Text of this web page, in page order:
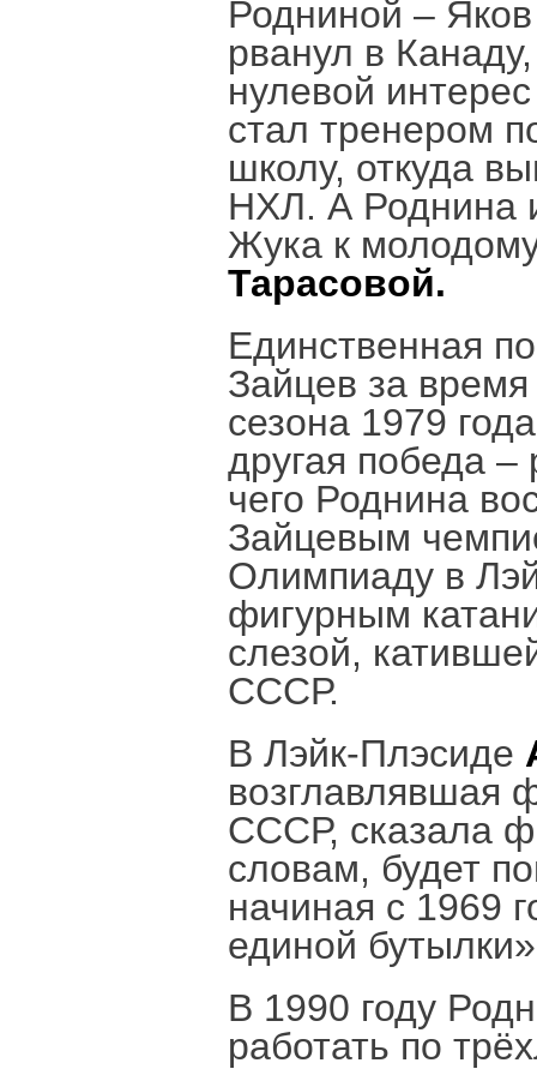
Родниной –
рванул в
нулевой
стал тренером
школу, откуда
НХЛ. А Роднина
Жука к
Тарасовой.
Единственная
Зайцев за
сезона 1979
другая победа
чего Роднина
Зайцевым
Олимпиаду в
фигурным
слезой,
СССР.
В Лэйк-Плэсиде
возглавлявшая
СССР, сказала
словам, будет
начиная с 1969
единой
В 1990 году
работать по